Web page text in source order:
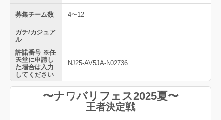
募集チーム数 4〜12
ガチ/カジュア
ル
許諾番号 ※任
天堂に申請し
た場合は入力
してください
NJ25-AV5JA-N02736
〜ナワバリフェス2025夏〜
王者決定戦